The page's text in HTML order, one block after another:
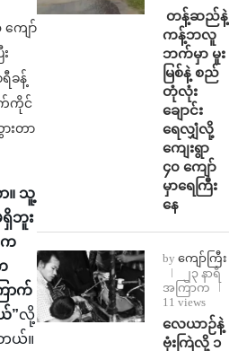
ျော်
ခန့်
က်ကိုင်
းတာ
။ သူ့
ဘူး
က
ာက်
”လို့
တယ်။
⁩ ⁨တန့်ဆည်နဲ့
ကန့်ဘလူ
ဘက်မှာ မူး
မြစ်နဲ့ စည်
တုံလုံး
ချောင်း
ရေလျှံလို့
ကျေးရွာ
၄၀ ကျော်
မှာရေကြီး
နေ
by ကျော်ကြီး
၂၃ နာရီ
အကြာက
11 views
⁨လေယာဉ်နဲ့
ဗုံးကြဲလို့ ၁